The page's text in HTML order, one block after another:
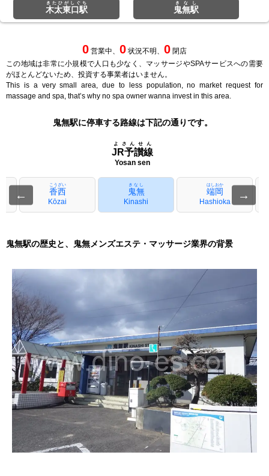
木太東口駅
きたひがしぐち
鬼無駅
きなし
0 営業中、 0 状況不明、 0 閉店
この地域は非常に小規模で人口も少なく、マッサージやSPAサービスへの需要
がほとんどないため、投資する事業者はいません。
This is a very small area, due to less population, no market request for
massage and spa, that’s why no spa owner wanna invest in this area.
鬼無駅に停車する路線は下記の通りです。
JR予讃線
よさんせん
Yosan sen
← 香西
こうざい
Kōzai
鬼無
きなし
Kinashi
端岡
はしおか
Hashioka
→
鬼無駅の歴史と、鬼無メンズエステ・マッサージ業界の背景